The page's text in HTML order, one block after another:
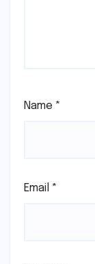
Name *
Email *